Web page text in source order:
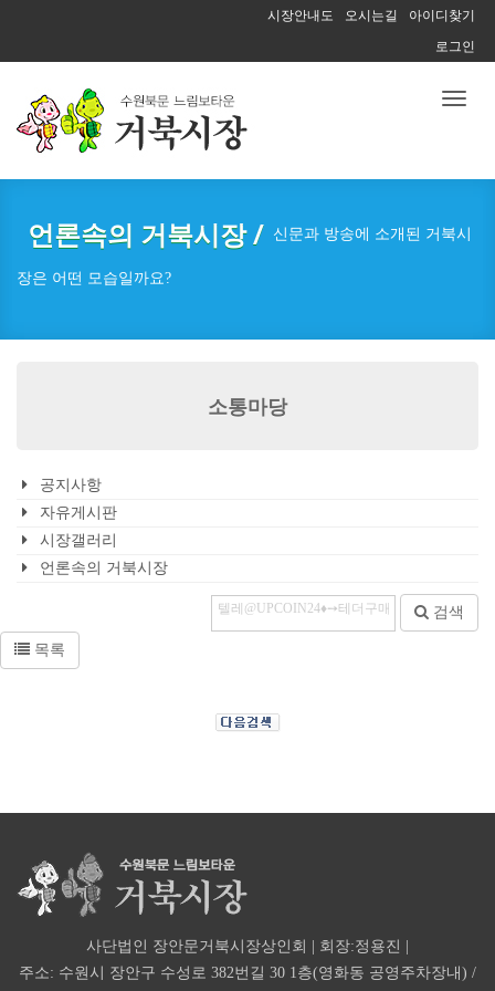
시장안내도 오시는길
아이디찾기
로그인
Toggle
언론속의 거북시장 / 신문과 방송에 소개된 거북시
장은 어떤 모습일까요?
소통마당
공지사항
자유게시판
시장갤러리
언론속의 거북시장
검색
목록
사단법인 장안문거북시장상인회 | 회장:정용진 |
주소: 수원시 장안구 수성로 382번길 30 1층(영화동 공영주차장내) /